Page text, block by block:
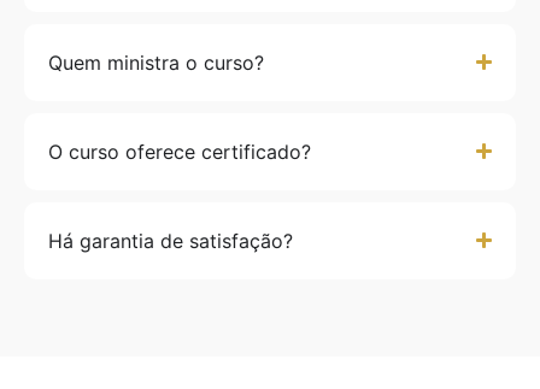
Quem ministra o curso?
O curso oferece certificado?
Há garantia de satisfação?